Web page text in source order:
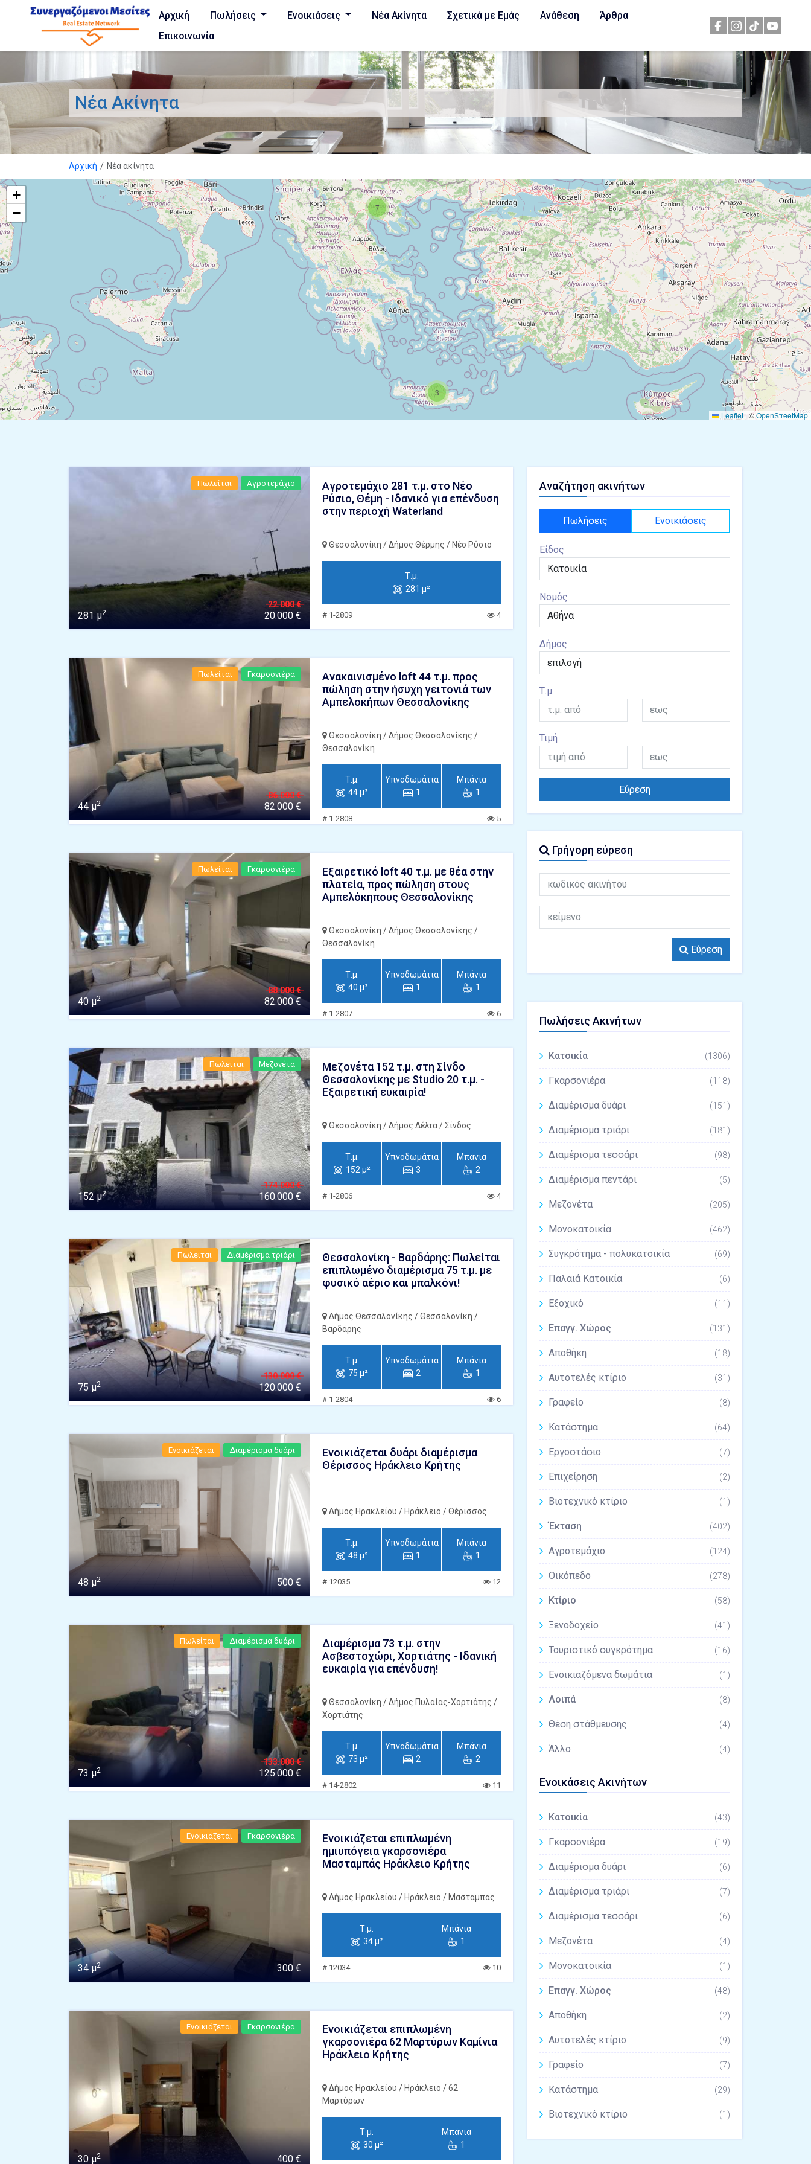
Αρχική Πωλήσεις Ενοικιάσεις Νέα Ακίνητα Σχετικά με Εμάς Ανάθεση
Άρθρα
Επικοινωνία
Νέα Ακίνητα
Αρχική Νέα ακίνητα
3
7
+
−
Leaflet | ©OpenStreetMap
Πωλείται Αγροτεμάχιο
281 μ2
22.000 €
20.000 €
Αγροτεμάχιο 281 τ.μ. στο Νέο
Ρύσιο, Θέμη - Ιδανικό για επένδυση
στην περιοχή Waterland
Θεσσαλονίκη / Δήμος Θέρμης / Νέο Ρύσιο
Τ.μ.
281 μ²
# 1-2809 4
Πωλείται Γκαρσονιέρα
44 μ2
86.000 €
82.000 €
Ανακαινισμένο loft 44 τ.μ. προς
πώληση στην ήσυχη γειτονιά των
Αμπελοκήπων Θεσσαλονίκης
Θεσσαλονίκη / Δήμος Θεσσαλονίκης /
Θεσσαλονίκη
Τ.μ.
44 μ²
Υπνοδωμάτια
1
Μπάνια
1
# 1-2808 5
Πωλείται Γκαρσονιέρα
40 μ2
88.000 €
82.000 €
Εξαιρετικό loft 40 τ.μ. με θέα στην
πλατεία, προς πώληση στους
Αμπελόκηπους Θεσσαλονίκης
Θεσσαλονίκη / Δήμος Θεσσαλονίκης /
Θεσσαλονίκη
Τ.μ.
40 μ²
Υπνοδωμάτια
1
Μπάνια
1
# 1-2807 6
Πωλείται Μεζονέτα
152 μ2
174.000 €
160.000 €
Μεζονέτα 152 τ.μ. στη Σίνδο
Θεσσαλονίκης με Studio 20 τ.μ. -
Εξαιρετική ευκαιρία!
Θεσσαλονίκη / Δήμος Δέλτα / Σίνδος
Τ.μ.
152 μ²
Υπνοδωμάτια
3
Μπάνια
2
# 1-2806 4
Πωλείται Διαμέρισμα τριάρι
75 μ2
130.000 €
120.000 €
Θεσσαλονίκη - Βαρδάρης: Πωλείται
επιπλωμένο διαμέρισμα 75 τ.μ. με
φυσικό αέριο και μπαλκόνι!
Δήμος Θεσσαλονίκης / Θεσσαλονίκη /
Βαρδάρης
Τ.μ.
75 μ²
Υπνοδωμάτια
2
Μπάνια
1
# 1-2804 6
Ενοικιάζεται Διαμέρισμα δυάρι
48 μ2 500 €
Ενοικιάζεται δυάρι διαμέρισμα
Θέρισσος Ηράκλειο Κρήτης
Δήμος Ηρακλείου / Ηράκλειο / Θέρισσος
Τ.μ.
48 μ²
Υπνοδωμάτια
1
Μπάνια
1
# 12035 12
Πωλείται Διαμέρισμα δυάρι
73 μ2
133.000 €
125.000 €
Διαμέρισμα 73 τ.μ. στην
Ασβεστοχώρι, Χορτιάτης - Ιδανική
ευκαιρία για επένδυση!
Θεσσαλονίκη / Δήμος Πυλαίας-Χορτιάτης /
Χορτιάτης
Τ.μ.
73 μ²
Υπνοδωμάτια
2
Μπάνια
2
# 14-2802 11
Ενοικιάζεται Γκαρσονιέρα
34 μ2 300 €
Ενοικιάζεται επιπλωμένη
ημιυπόγεια γκαρσονιέρα
Μασταμπάς Ηράκλειο Κρήτης
Δήμος Ηρακλείου / Ηράκλειο / Μασταμπάς
Τ.μ.
34 μ²
Μπάνια
1
# 12034 10
Ενοικιάζεται Γκαρσονιέρα
30 μ2 400 €
Ενοικιάζεται επιπλωμένη
γκαρσονιέρα 62 Μαρτύρων Καμίνια
Ηράκλειο Κρήτης
Δήμος Ηρακλείου / Ηράκλειο / 62
Μαρτύρων
Τ.μ.
30 μ²
Μπάνια
1
Αναζήτηση ακινήτων
Πωλήσεις Ενοικιάσεις
Είδος
Νομός
Δήμος
Τ.μ.
Τιμή
Εύρεση
Γρήγορη εύρεση
Εύρεση
Πωλήσεις Ακινήτων
Κατοικία (1306)
Γκαρσονιέρα (118)
Διαμέρισμα δυάρι (151)
Διαμέρισμα τριάρι (181)
Διαμέρισμα τεσσάρι (98)
Διαμέρισμα πεντάρι (5)
Μεζονέτα (205)
Μονοκατοικία (462)
Συγκρότημα - πολυκατοικία (69)
Παλαιά Κατοικία (6)
Εξοχικό (11)
Επαγγ. Χώρος (131)
Αποθήκη (18)
Αυτοτελές κτίριο (31)
Γραφείο (8)
Κατάστημα (64)
Εργοστάσιο (7)
Επιχείρηση (2)
Βιοτεχνικό κτίριο (1)
Έκταση (402)
Αγροτεμάχιο (124)
Οικόπεδο (278)
Κτίριο (58)
Ξενοδοχείο (41)
Τουριστικό συγκρότημα (16)
Ενοικιαζόμενα δωμάτια (1)
Λοιπά (8)
Θέση στάθμευσης (4)
Άλλο (4)
Ενοικάσεις Ακινήτων
Κατοικία (43)
Γκαρσονιέρα (19)
Διαμέρισμα δυάρι (6)
Διαμέρισμα τριάρι (7)
Διαμέρισμα τεσσάρι (6)
Μεζονέτα (4)
Μονοκατοικία (1)
Επαγγ. Χώρος (48)
Αποθήκη (2)
Αυτοτελές κτίριο (9)
Γραφείο (7)
Κατάστημα (29)
Βιοτεχνικό κτίριο (1)